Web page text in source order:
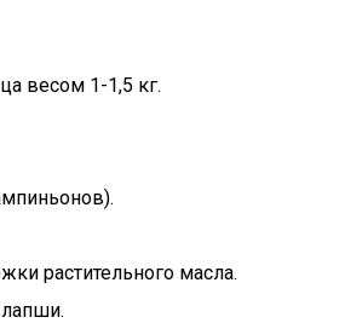
весом 1-1,5 кг.
растительного масла.